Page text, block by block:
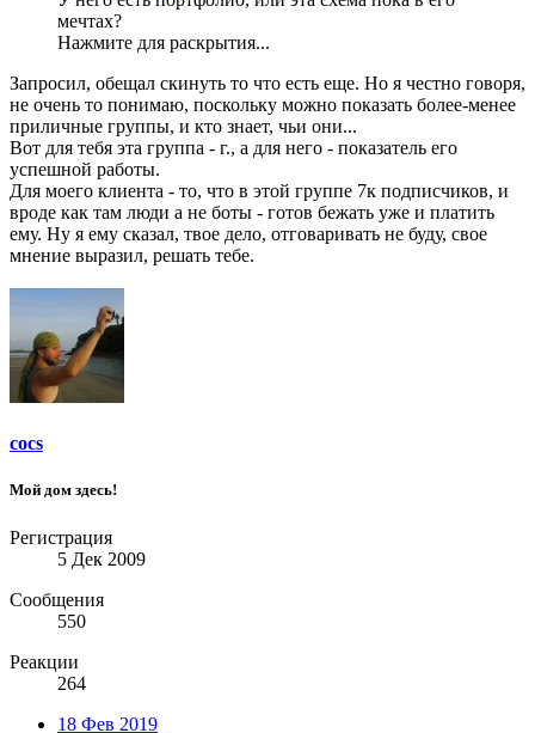
мечтах?
Нажмите для раскрытия...
Запросил, обещал скинуть то что есть еще. Но я честно говоря,
не очень то понимаю, поскольку можно показать более-менее
приличные группы, и кто знает, чьи они...
Вот для тебя эта группа - г., а для него - показатель его
успешной работы.
Для моего клиента - то, что в этой группе 7к подписчиков, и
вроде как там люди а не боты - готов бежать уже и платить
ему. Ну я ему сказал, твое дело, отговаривать не буду, свое
мнение выразил, решать тебе.
cocs
Мой дом здесь!
Регистрация
5 Дек 2009
Сообщения
550
Реакции
264
18 Фев 2019